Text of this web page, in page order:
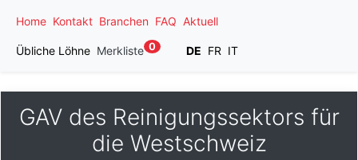
Home Kontakt Branchen FAQ Aktuell
Übliche Löhne Merkliste 0 DE FR IT
GAV des Reinigungssektors für
die Westschweiz